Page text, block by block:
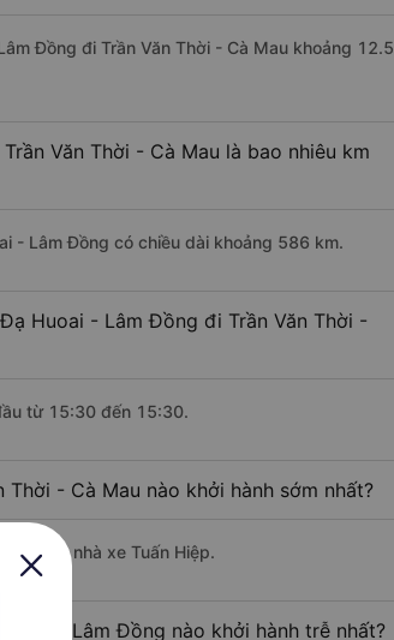
Đồng đi Trần Văn Thời - Cà Mau khoảng 12.5
Văn Thời - Cà Mau là bao nhiêu km
- Lâm Đồng có chiều dài khoảng 586 km.
Huoai - Lâm Đồng đi Trần Văn Thời -
từ 15:30 đến 15:30.
- Cà Mau nào khởi hành sớm nhất?
là của nhà xe Tuấn Hiệp.
- Lâm Đồng nào khởi hành trễ nhất?